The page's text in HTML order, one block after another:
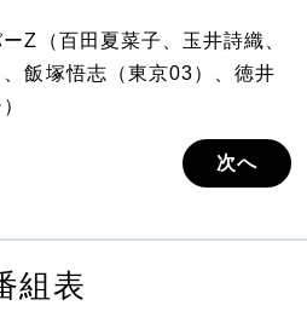
Z（百田夏菜子、玉井詩織、
飯塚悟志（東京03）、徳井
次へ
組表